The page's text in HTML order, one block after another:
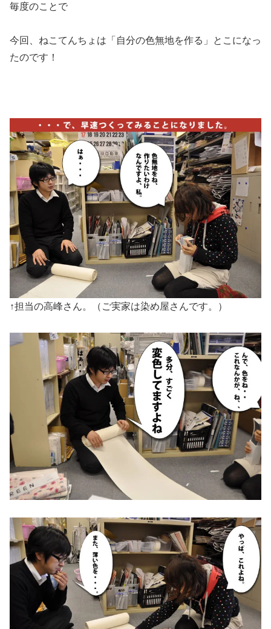
毎度のことで
今回、ねこてんちょは「自分の色無地を作る」とこになっ
たのです！
↑担当の高峰さん。（ご実家は染め屋さんです。）